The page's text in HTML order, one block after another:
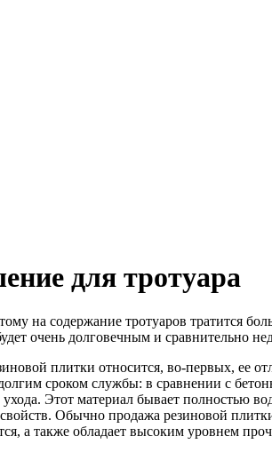
для тротуара
на содержание тротуаров тратится
очень долговечным и сравнительно
плитки относится, во-первых, ее
сроком службы: в сравнении с
ухода. Этот материал бывает полностью
Обычно продажа резиновой
а также обладает высоким уровнем